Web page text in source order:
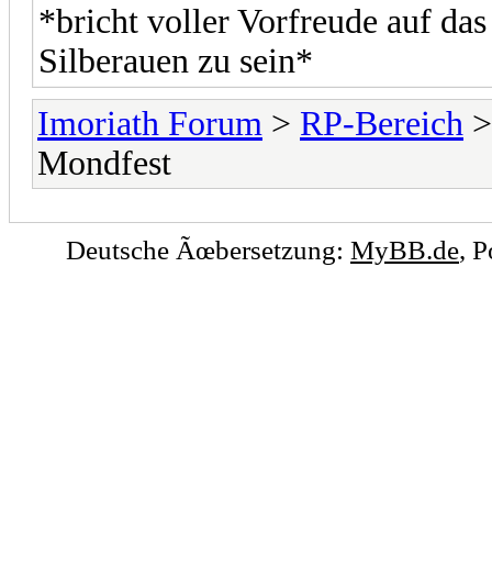
*bricht voller Vorfreude auf
Silberauen zu sein*
Imoriath Forum > RP-Bereich
Mondfest
Deutsche Ãœbersetzung: MyBB.de,